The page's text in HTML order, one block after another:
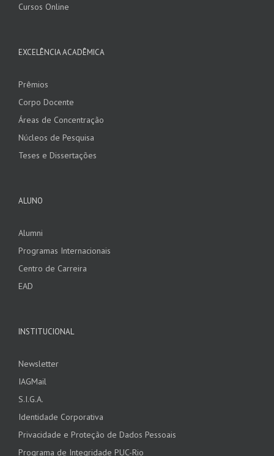
Cursos Online
EXCELÊNCIA ACADÊMICA
Prêmios
Corpo Docente
Áreas de Concentração
Núcleos de Pesquisa
Teses e Dissertações
ALUNO
Alumni
Programas Internacionais
Centro de Carreira
EAD
INSTITUCIONAL
Newsletter
IAGMail
S.I.G.A.
Identidade Corporativa
Privacidade e Proteção de Dados Pessoais
Programa de Integridade PUC-Rio